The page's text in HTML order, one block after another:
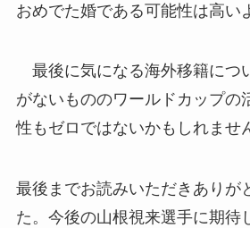
おめでた婚である可能性は高い
最後に気になる海外移籍につ
がないもののワールドカップの
性もゼロではないかもしれませ
最後までお読みいただきありが
た。今後の山根視来選手に期待